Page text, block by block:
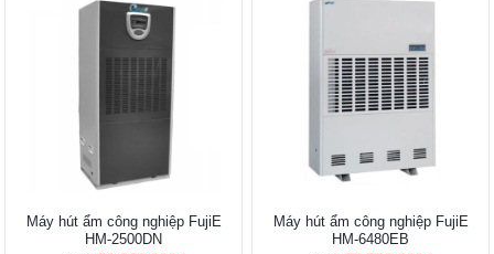
Máy hút ẩm công nghiệp FujiE
HM-2500DN
Máy hút ẩm công nghiệp FujiE
HM-6480EB